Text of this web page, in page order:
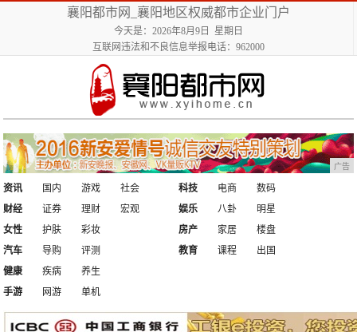
襄阳都市网_襄阳地区权威都市企业门户
今天是：2026年8月9日 星期日
互联网违法和不良信息举报电话：962000
广告
资讯 国内 游戏
社会
财经
证券 理财 宏观
科技 电商
数码
娱乐
八卦
明星
女性
护肤
彩妆
汽车
导购 评测
房产 家居
楼盘
教育
课程
出国
健康
疾病
养生
手游
网游 单机